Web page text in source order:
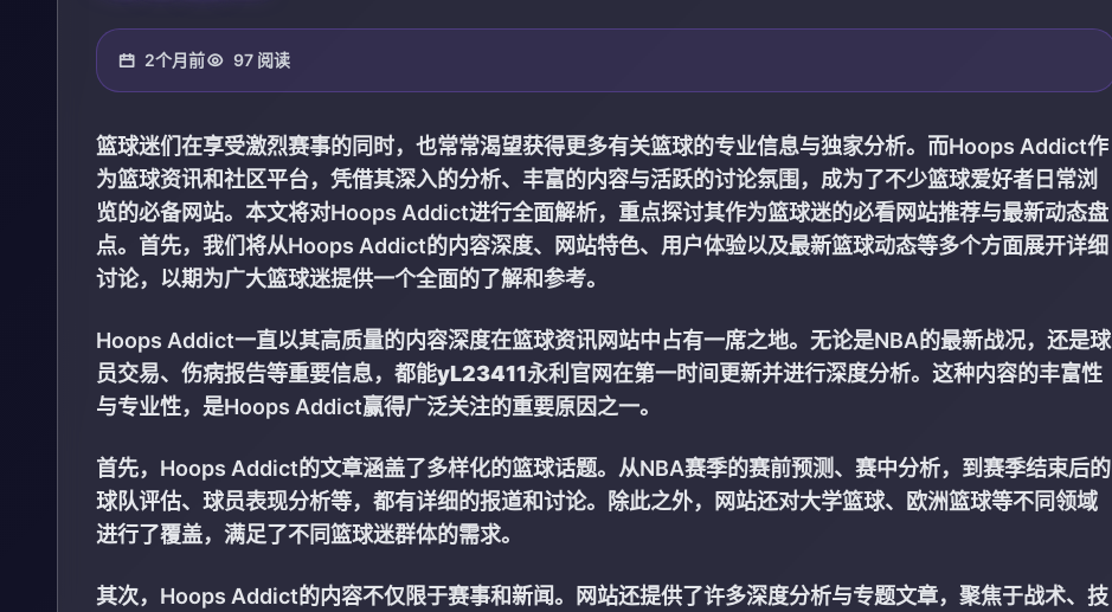
2个月前 97 阅读
篮球迷们在享受激烈赛事的同时，也常常渴望获得更多有关篮球的专业信息与独家分析。而Hoops Addict作
为篮球资讯和社区平台，凭借其深入的分析、丰富的内容与活跃的讨论氛围，成为了不少篮球爱好者日常浏
览的必备网站。本文将对Hoops Addict进行全面解析，重点探讨其作为篮球迷的必看网站推荐与最新动态盘
点。首先，我们将从Hoops Addict的内容深度、网站特色、用户体验以及最新篮球动态等多个方面展开详细
讨论，以期为广大篮球迷提供一个全面的了解和参考。
Hoops Addict一直以其高质量的内容深度在篮球资讯网站中占有一席之地。无论是NBA的最新战况，还是球
员交易、伤病报告等重要信息，都能yL23411永利官网在第一时间更新并进行深度分析。这种内容的丰富性
与专业性，是Hoops Addict赢得广泛关注的重要原因之一。
首先，Hoops Addict的文章涵盖了多样化的篮球话题。从NBA赛季的赛前预测、赛中分析，到赛季结束后的
球队评估、球员表现分析等，都有详细的报道和讨论。除此之外，网站还对大学篮球、欧洲篮球等不同领域
进行了覆盖，满足了不同篮球迷群体的需求。
其次，Hoops Addict的内容不仅限于赛事和新闻。网站还提供了许多深度分析与专题文章，聚焦于战术、技